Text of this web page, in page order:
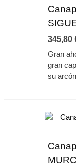
345,80
Gran
gran
su